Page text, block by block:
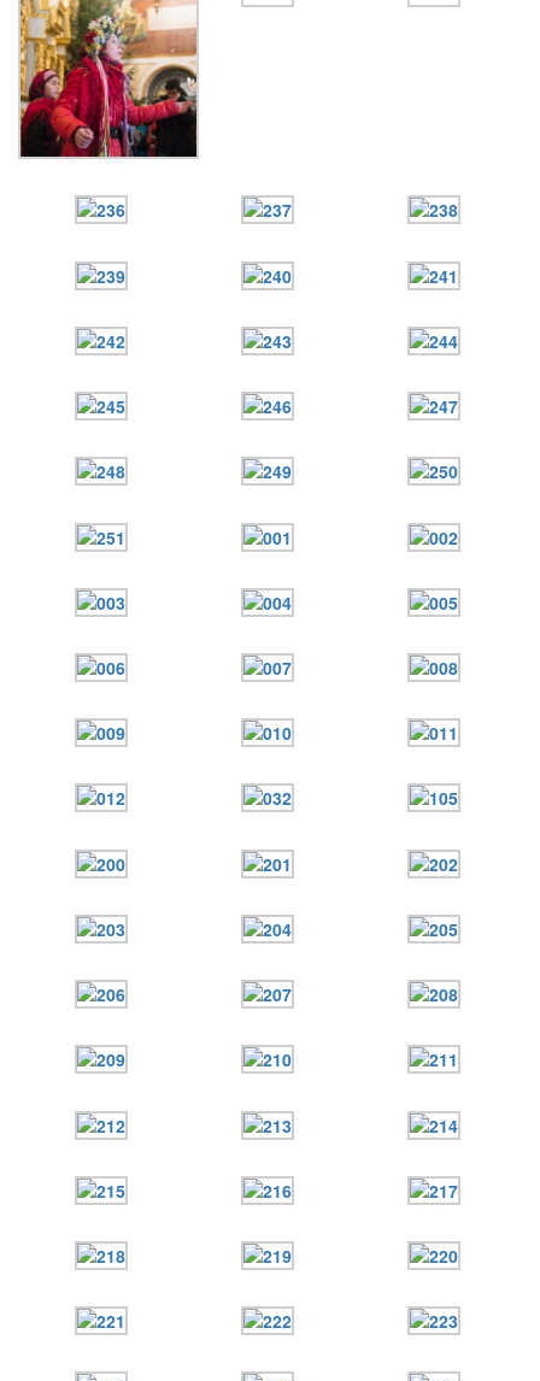
Онлайн трансляции
12 сентября 2015
Название трансляции
12 сентября 2015Название трансляции
12 сентября 2015
Название трансляции
12 сентября 2015
Название трансляции
12 сентября 2015
Название трансляции
Перейти к архиву